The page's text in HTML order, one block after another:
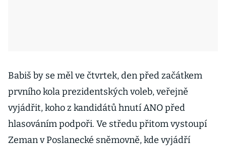
Babiš by se měl ve čtvrtek, den před začátkem
prvního kola prezidentských voleb, veřejně
vyjádřit, koho z kandidátů hnutí ANO před
hlasováním podpoři. Ve středu přitom vystoupí
Zeman v Poslanecké sněmovně, kde vyjádří